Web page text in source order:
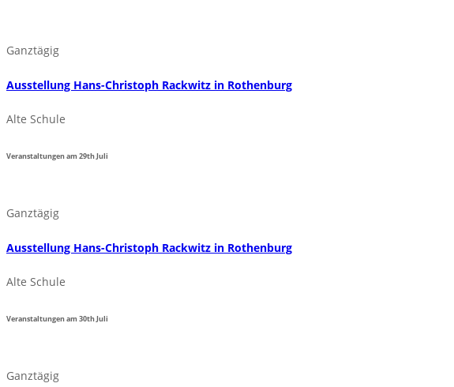
Ganztägig
Ausstellung Hans-Christoph Rackwitz in Rothenburg
Alte Schule
Veranstaltungen am29thJuli
Ganztägig
Ausstellung Hans-Christoph Rackwitz in Rothenburg
Alte Schule
Veranstaltungen am30thJuli
Ganztägig